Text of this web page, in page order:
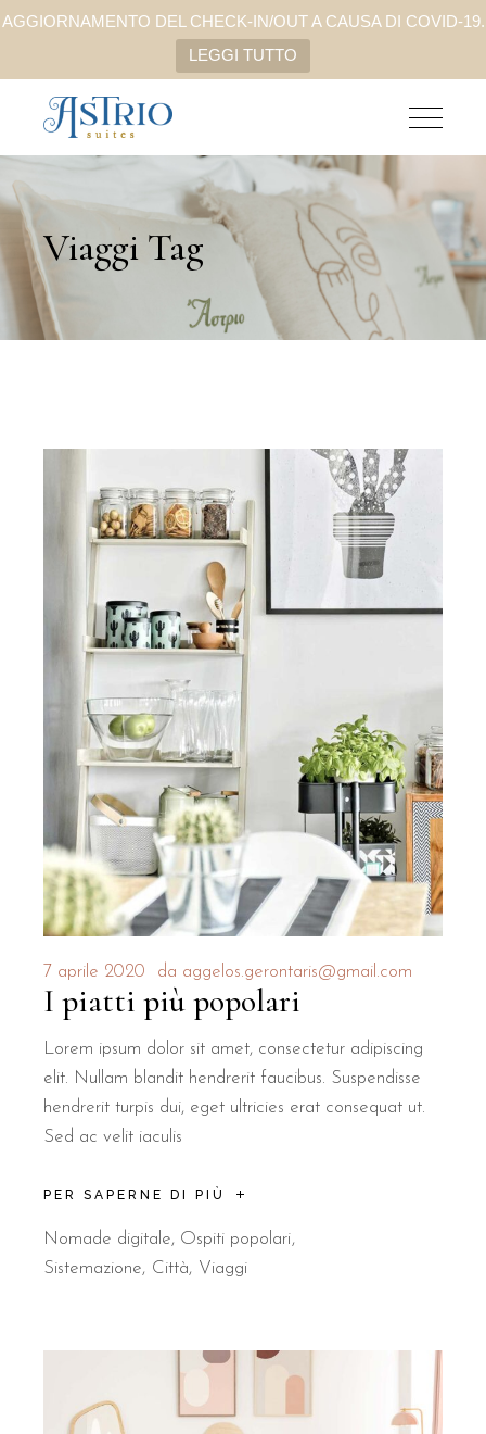
AGGIORNAMENTO DEL CHECK-IN/OUT A CAUSA DI COVID-19.
LEGGI TUTTO
Viaggi Tag
7 aprile 2020 da aggelos.gerontaris@gmail.com
I piatti più popolari
Lorem ipsum dolor sit amet, consectetur adipiscing
elit. Nullam blandit hendrerit faucibus. Suspendisse
hendrerit turpis dui, eget ultricies erat consequat ut.
Sed ac velit iaculis
PER SAPERNE DI PIÙ
Nomade digitale, Ospiti popolari
Sistemazione
Città Viaggi